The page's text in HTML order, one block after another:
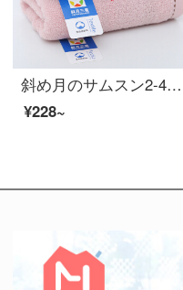
斜め月のサムスン2-4条は純綿のタオルを詰めて無事に幸せです。
¥228~